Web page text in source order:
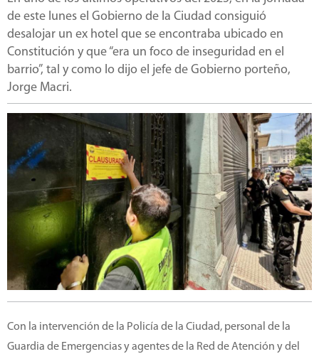
de este lunes el Gobierno de la Ciudad consiguió
desalojar un ex hotel que se encontraba ubicado en
Constitución y que “era un foco de inseguridad en el
barrio”, tal y como lo dijo el jefe de Gobierno porteño,
Jorge Macri.
Con la intervención de la Policía de la Ciudad, personal de la
Guardia de Emergencias y agentes de la Red de Atención y del